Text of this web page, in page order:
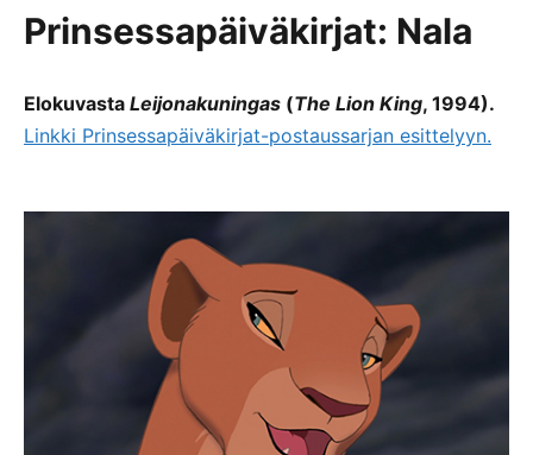
Prinsessapäiväkirjat: Nala
Elokuvasta Leijonakuningas (The Lion King, 1994).
Linkki Prinsessapäiväkirjat-postaussarjan esittelyyn.